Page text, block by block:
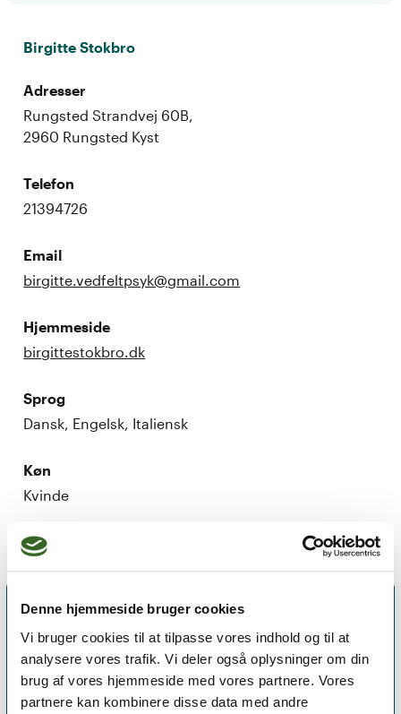
Denne hjemmeside bruger cookies
Vi bruger cookies til at tilpasse vores indhold og til at
analysere vores trafik. Vi deler også oplysninger om din
brug af vores hjemmeside med vores partnere. Vores
partnere kan kombinere disse data med andre
Birgitte Stokbro
Adresser
Rungsted Strandvej 60B,
2960 Rungsted Kyst
Telefon
21394726
Email
birgitte.vedfeltpsyk@gmail.com
Hjemmeside
birgittestokbro.dk
Sprog
Dansk, Engelsk, Italiensk
Køn
Kvinde